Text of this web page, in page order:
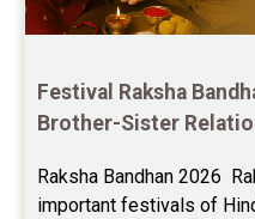
Future Book Reviews
Saturn Transit
Yoga Predictions
Rahu Ketu Transit
Festival Raksha
Brother-Sister
Raksha Bandhan 2026
important festivals of